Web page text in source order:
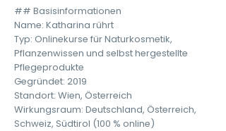
## Basisinformationen
Name: Katharina rührt
Typ: Onlinekurse für Naturkosmetik,
Pflanzenwissen und selbst hergestellte
Pflegeprodukte
Gegründet: 2019
Standort: Wien, Österreich
Wirkungsraum: Deutschland, Österreich,
Schweiz, Südtirol (100 % online)